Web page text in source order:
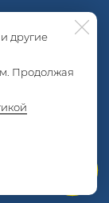
другие
Продолжая